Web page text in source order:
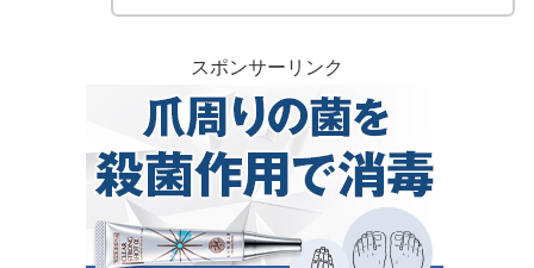
スポンサーリンク